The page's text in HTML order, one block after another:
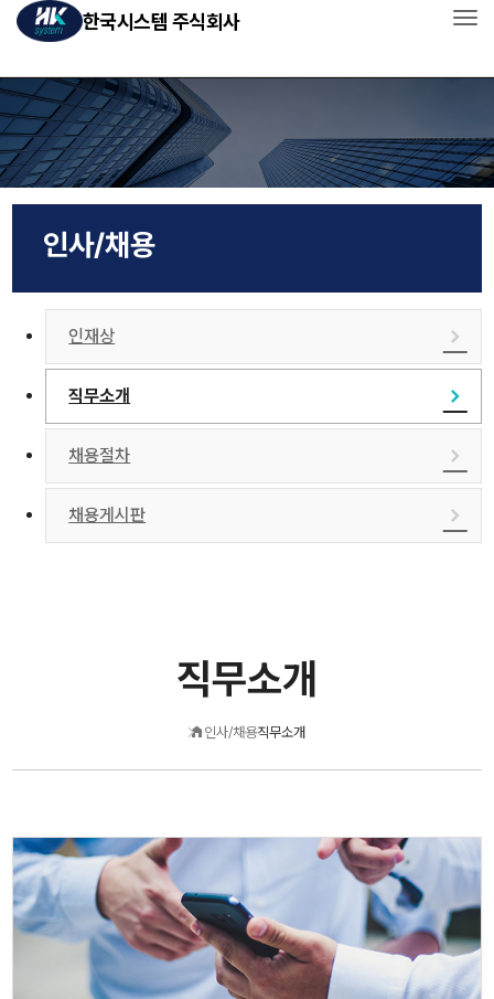
한국시스템 주식회사
회사소개
사업소개
자재소개
인사/채용
인사/채용
인재상
직무소개
채용절차
채용게시판
직무소개
인사/채용직무소개